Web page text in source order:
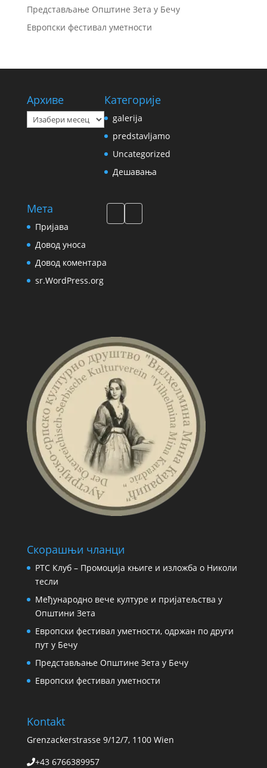
Представљање Општине Зета у Бечу
Европски фестивал уметности
Архиве
Архиве
Категорије
galerija
predstavljamo
Uncategorized
Дешавања
Мета
Пријава
Довод уноса
Довод коментара
sr.WordPress.org
Скорашњи чланци
РТС Клуб – Промоција књиге и изложба о Николи
тесли
Међународно вече културе и пријатељства у
Општини Зета
Европски фестивал уметности, одржан по други
пут у Бечу
Представљање Општине Зета у Бечу
Европски фестивал уметности
Kontakt
Grenzackerstrasse 9/12/7, 1100 Wien
+43 6766389957